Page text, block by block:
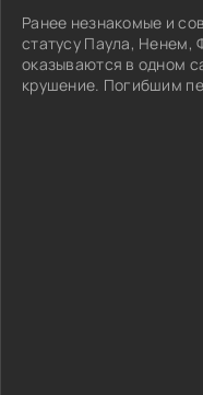
Ранее незнакомые и
статусу Паула, Ненем,
оказываются в одном
крушение. Погибшим